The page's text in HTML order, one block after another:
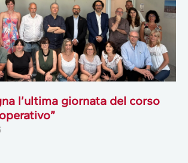
l’ultima giornata del corso